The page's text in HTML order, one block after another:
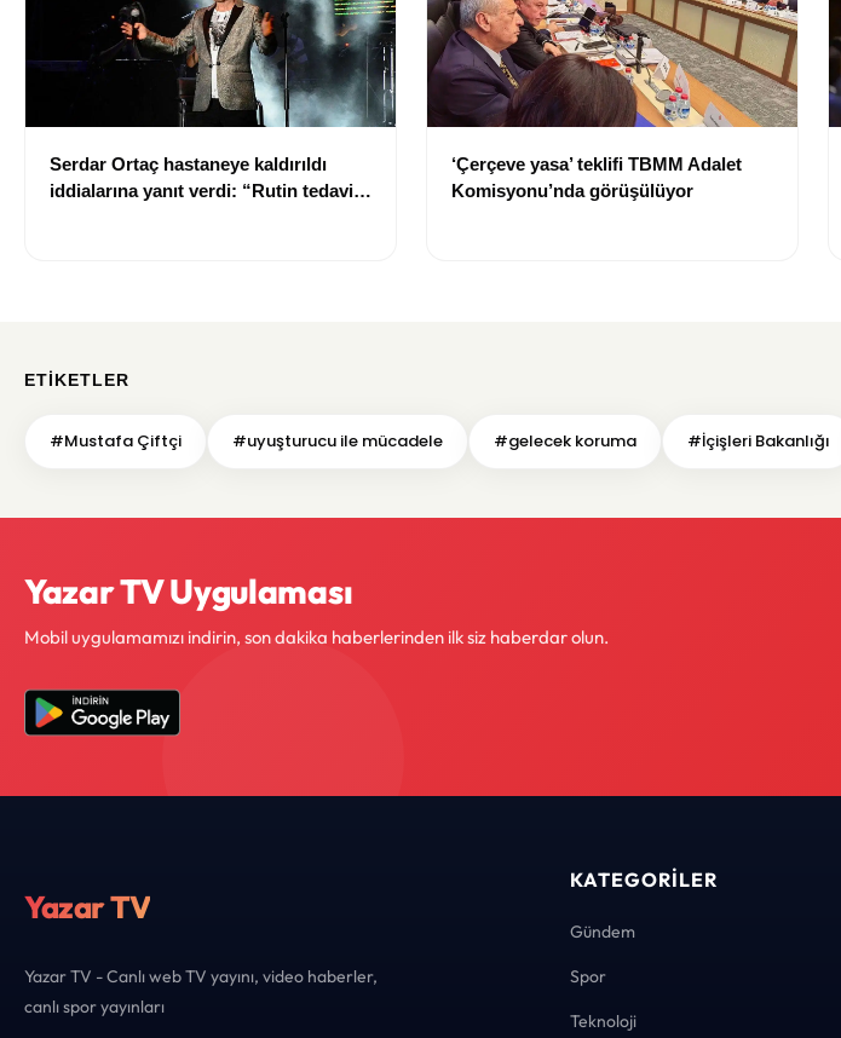
Serdar Ortaç hastaneye kaldırıldı
iddialarına yanıt verdi: “Rutin tedavim
‘Çerçeve yasa’ teklifi TBMM Adalet
Komisyonu’nda görüşülüyor
ETIKETLER
#Mustafa Çiftçi #uyuşturucu ile mücadele #gelecek koruma #İçişleri Bakanlığı
Yazar TV Uygulaması
Mobil uygulamamızı indirin, son dakika haberlerinden ilk siz haberdar olun.
Yazar TV
Yazar TV - Canlı web TV yayını, video haberler,
canlı spor yayınları
KATEGORILER
Gündem
Spor
Teknoloji